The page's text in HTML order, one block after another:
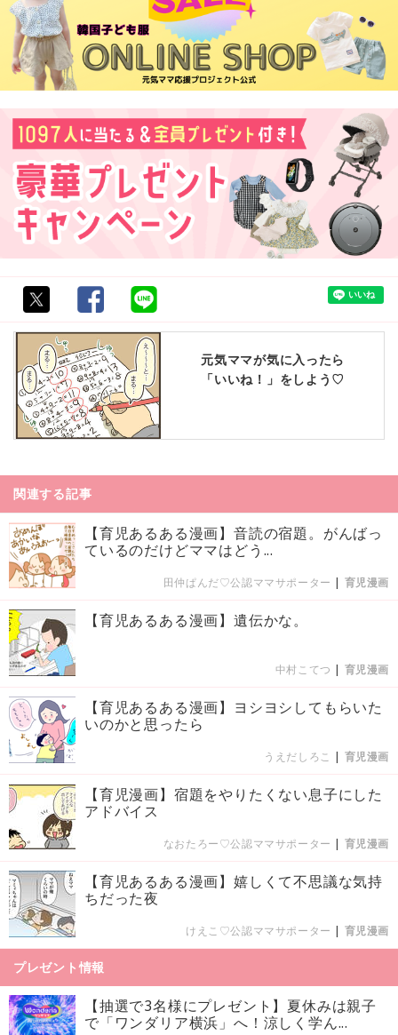
元気ママが気に入ったら
「いいね！」をしよう♡
関連する記事
【育児あるある漫画】音読の宿題。がんばっ
ているのだけどママはどう...
田仲ぱんだ♡公認ママサポーター | 育児漫画
【育児あるある漫画】遺伝かな。
中村こてつ | 育児漫画
【育児あるある漫画】ヨシヨシしてもらいた
いのかと思ったら
うえだしろこ | 育児漫画
【育児漫画】宿題をやりたくない息子にした
アドバイス
なおたろー♡公認ママサポーター | 育児漫画
【育児あるある漫画】嬉しくて不思議な気持
ちだった夜
けえこ♡公認ママサポーター | 育児漫画
プレゼント情報
【抽選で3名様にプレゼント】夏休みは親子
で「ワンダリア横浜」へ！涼しく学ん...